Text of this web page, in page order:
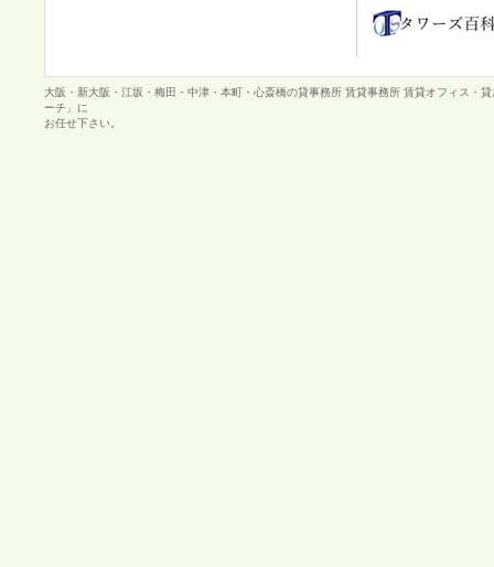
大阪・新大阪・江坂・梅田・中津・本町・心斎橋の貸事務所 賃貸事務所 賃貸オフィス・
ーチ」に
お任せ下さい。